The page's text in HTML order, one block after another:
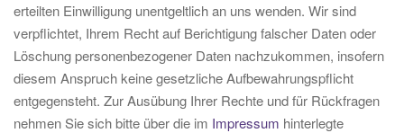
erteilten Einwilligung unentgeltlich an uns wenden. Wir sind
verpflichtet, Ihrem Recht auf Berichtigung falscher Daten oder
Löschung personenbezogener Daten nachzukommen, insofern
diesem Anspruch keine gesetzliche Aufbewahrungspflicht
entgegensteht. Zur Ausübung Ihrer Rechte und für Rückfragen
nehmen Sie sich bitte über die im Impressum hinterlegte